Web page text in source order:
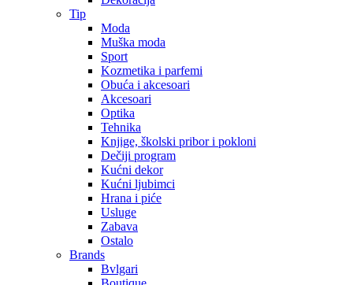
Tip
Moda
Muška moda
Sport
Kozmetika i parfemi
Obuća i akcesoari
Akcesoari
Optika
Tehnika
Knjige, školski pribor i pokloni
Dečiji program
Kućni dekor
Kućni ljubimci
Hrana i piće
Usluge
Zabava
Ostalo
Brands
Bvlgari